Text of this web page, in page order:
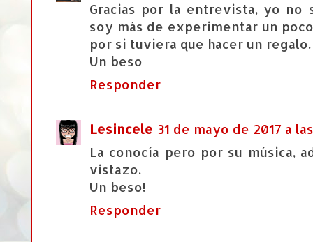
Gracias por la entrevista, yo no
soy más de experimentar un
por si tuviera que hacer un regalo.
Un beso
Responder
Lesincele 31 de mayo de 2017 a
La conocía pero por su música,
vistazo.
Un beso!
Responder